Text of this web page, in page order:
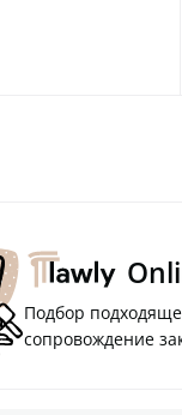
Подбор
сопровождение